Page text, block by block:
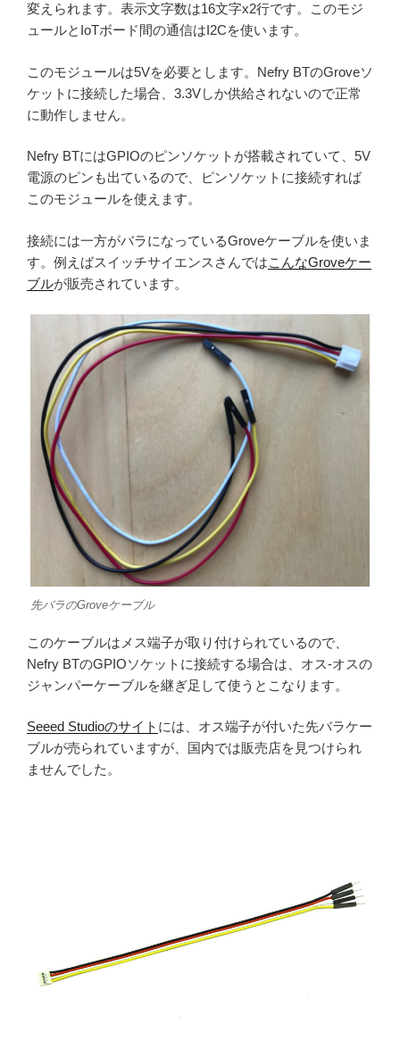
変えられます。表示文字数は16文字x2行です。このモジ
ュールとIoTボード間の通信はI2Cを使います。
このモジュールは5Vを必要とします。Nefry BTのGroveソ
ケットに接続した場合、3.3Vしか供給されないので正常
に動作しません。
Nefry BTにはGPIOのピンソケットが搭載されていて、5V
電源のピンも出ているので、ピンソケットに接続すれば
このモジュールを使えます。
接続には一方がバラになっているGroveケーブルを使いま
す。例えばスイッチサイエンスさんではこんなGroveケー
ブルが販売されています。
先バラのGroveケーブル
このケーブルはメス端子が取り付けられているので、
Nefry BTのGPIOソケットに接続する場合は、オス-オスの
ジャンパーケーブルを継ぎ足して使うとこなります。
Seeed Studioのサイト には、オス端子が付いた先バラケー
ブルが売られていますが、国内では販売店を見つけられ
ませんでした。